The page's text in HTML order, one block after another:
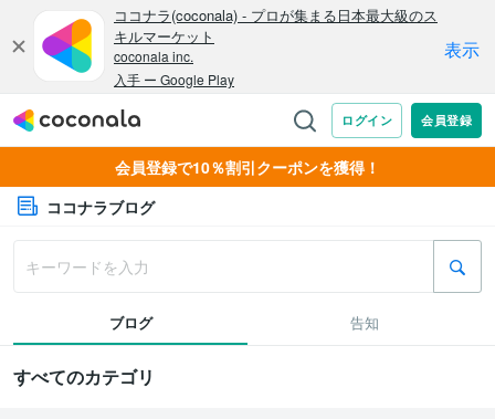
会員登録で10％割引クーポンを獲得！
ココナラブログ
ブログ 告知
すべてのカテゴリ